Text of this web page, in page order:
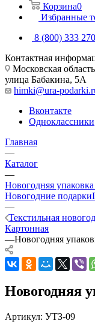
Корзина0
Избранные
8 (800) 333
Контактная
Московская
улица Бабакина, 5А
himki@ura-
Вконтакте
Одноклассники
Главная
—
Каталог
—
Новогодняя
Новогодние подарки
—
Текстильная
Картонная
—Новогодняя
Новогодняя
Артикул: УТЗ-09